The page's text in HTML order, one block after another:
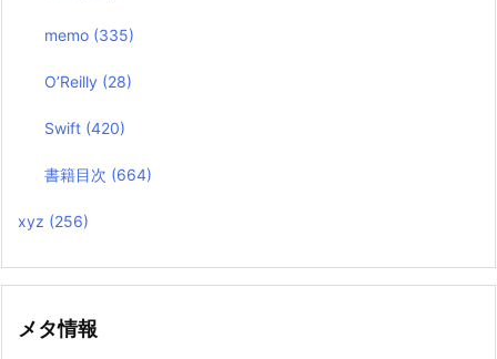
memo (335)
O’Reilly (28)
Swift (420)
書籍目次 (664)
xyz (256)
メタ情報